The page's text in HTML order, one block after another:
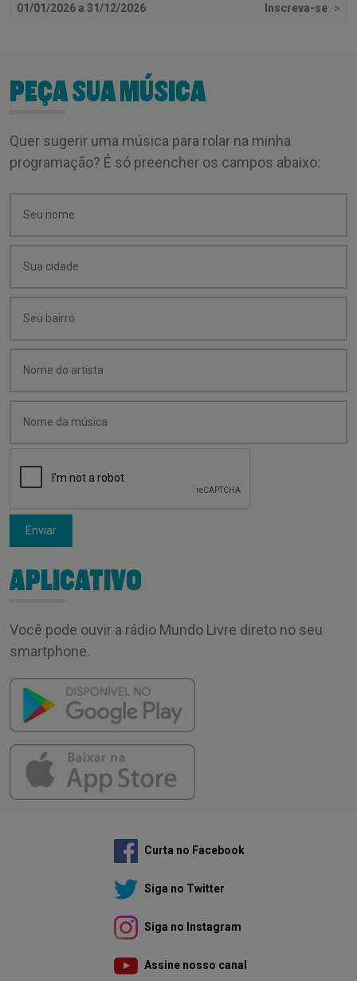
01/01/2026 a 31/12/2026 Inscreva-se >
PEÇA SUA MÚSICA
Quer sugerir uma música para rolar na minha
programação? É só preencher os campos abaixo:
Enviar
APLICATIVO
Você pode ouvir a rádio Mundo Livre direto no seu
smartphone.
Curta no Facebook
Siga no Twitter
Siga no Instagram
Assine nosso canal